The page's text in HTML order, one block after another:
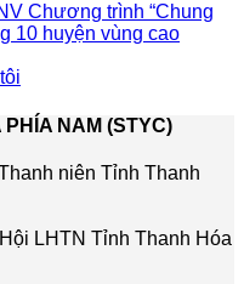
Chương trình “Chung
10 huyện vùng cao
NAM (STYC)
niên Tỉnh Thanh
LHTN Tỉnh Thanh Hóa